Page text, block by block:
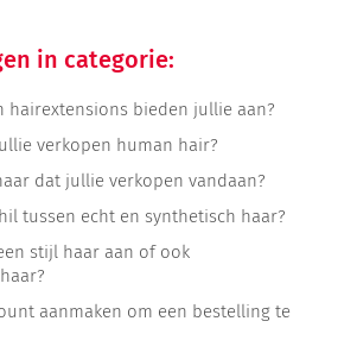
in categorie:
hairextensions bieden jullie aan?
verkopen human hair?
dat jullie verkopen vandaan?
tussen echt en synthetisch haar?
stijl haar aan of ook
aanmaken om een bestelling te